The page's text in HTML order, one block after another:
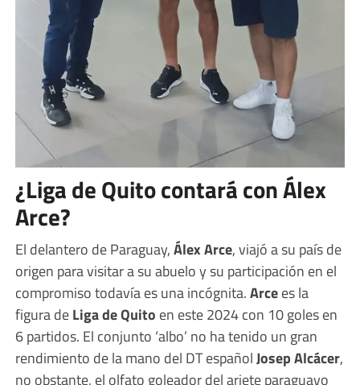
¿Liga de Quito contará con Álex
Arce?
El delantero de Paraguay,Álex Arce, viajó a su país de
origen para visitar a su abuelo y su participación en el
compromiso todavía es una incógnita.Arcees la
figura deLiga de Quito en este 2024 con 10 goles en
6 partidos. El conjunto ‘albo’ no ha tenido un gran
rendimiento de la mano del DT españolJosep Alcácer,
no obstante, el olfato goleador del ariete paraguayo